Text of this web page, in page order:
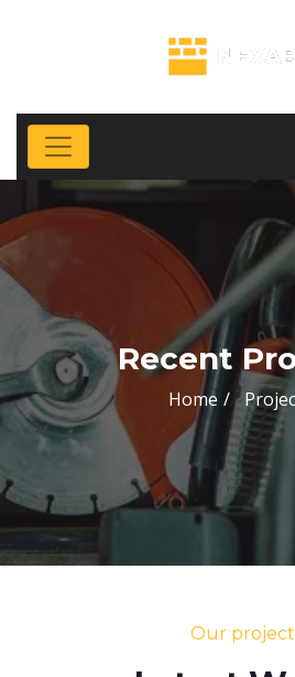
Recent
Home
Our